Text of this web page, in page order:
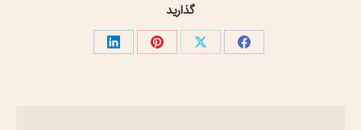
گذارید
اشتراک اشتراک اشتراک اشتراک